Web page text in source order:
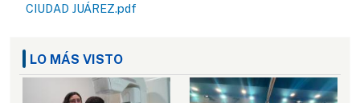
CIUDAD JUÁREZ.pdf
LO MÁS VISTO